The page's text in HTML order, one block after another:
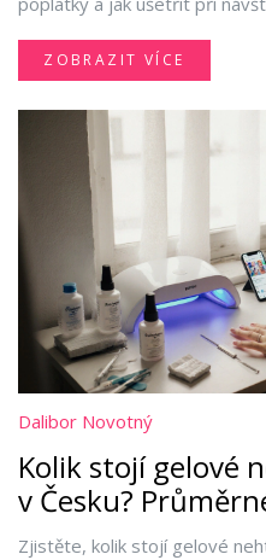
ZOBRAZIT VÍCE
Dalibor Novotný
Kolik stojí gelové
v Česku?
čeká za peníze
Zjistěte, kolik stojí gelové